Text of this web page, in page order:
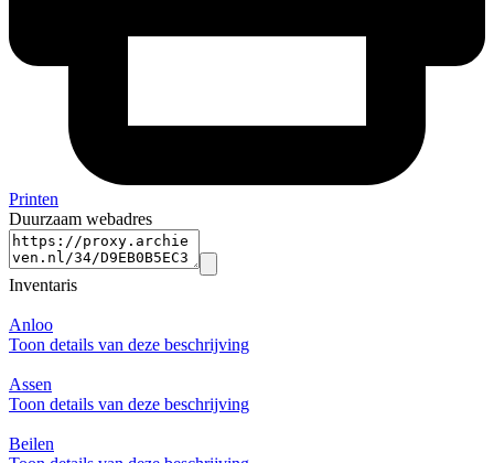
Printen
Duurzaam webadres
Inventaris
Anloo
Toon details van deze beschrijving
Assen
Toon details van deze beschrijving
Beilen